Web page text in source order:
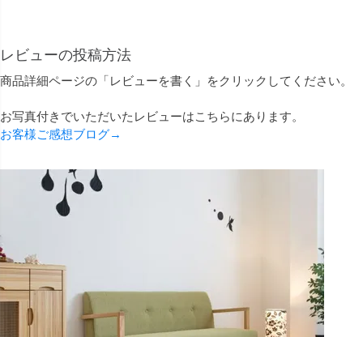
レビューの投稿方法
商品詳細ページの「レビューを書く」をクリックしてください。
お写真付きでいただいたレビューはこちらにあります。
お客様ご感想ブログ→